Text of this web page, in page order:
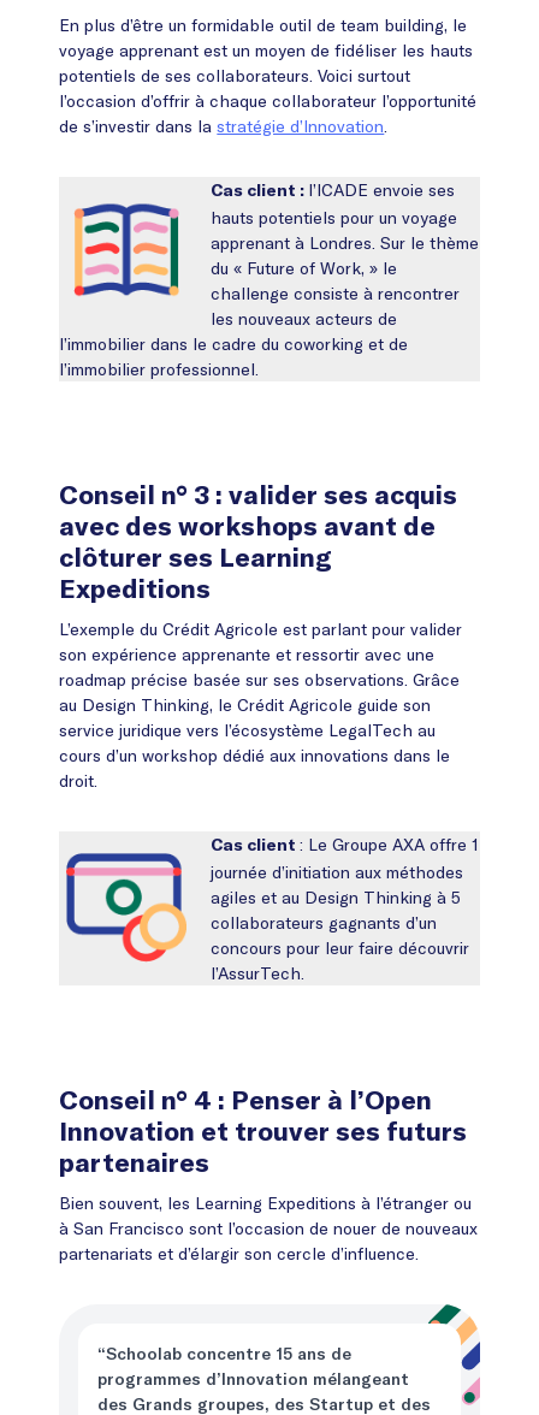
En plus d’être un formidable outil de team building, le
voyage apprenant est un moyen de fidéliser les hauts
potentiels de ses collaborateurs. Voici surtout
l’occasion d’offrir à chaque collaborateur l’opportunité
de s’investir dans lastratégie d’Innovation
Cas client : l’ICADE envoie ses
hauts potentiels pour un voyage
apprenant à Londres. Sur le thème
du « Future of Work, » le
challenge consiste à rencontrer
les nouveaux acteurs de
l’immobilier dans le cadre du coworking et de
l’immobilier professionnel.
Conseil n° 3 : valider ses acquis
avec des workshops avant de
clôturer ses Learning
Expeditions
L’exemple du Crédit Agricole est parlant pour valider
son expérience apprenante et ressortir avec une
roadmap précise basée sur ses observations. Grâce
au Design Thinking, le Crédit Agricole guide son
service juridique vers l’écosystème LegalTech au
cours d’un workshop dédié aux innovations dans le
droit.
Cas client: Le Groupe AXA offre 1
journée d’initiation aux méthodes
agiles et au Design Thinking à 5
collaborateurs gagnants d’un
concours pour leur faire découvrir
l’AssurTech.
Conseil n° 4 : Penser à l’Open
Innovation et trouver ses futurs
partenaires
Bien souvent, les Learning Expeditions à l’étranger ou
à San Francisco sont l’occasion de nouer de nouveaux
partenariats et d’élargir son cercle d’influence.
“Schoolab concentre 15 ans de
programmes d’Innovation mélangeant
des Grands groupes, des Startup et des